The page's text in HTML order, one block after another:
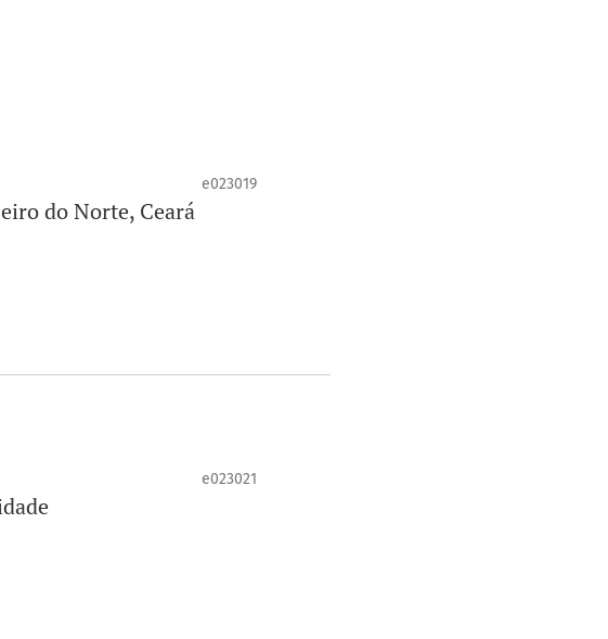
e023019
do Norte, Ceará
e023021